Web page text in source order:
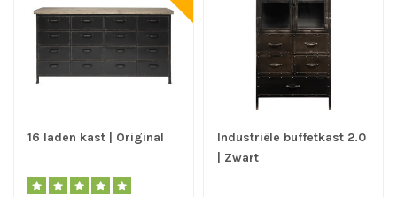
16 laden kast | Original
Industriële buffetkast 2.0
| Zwart